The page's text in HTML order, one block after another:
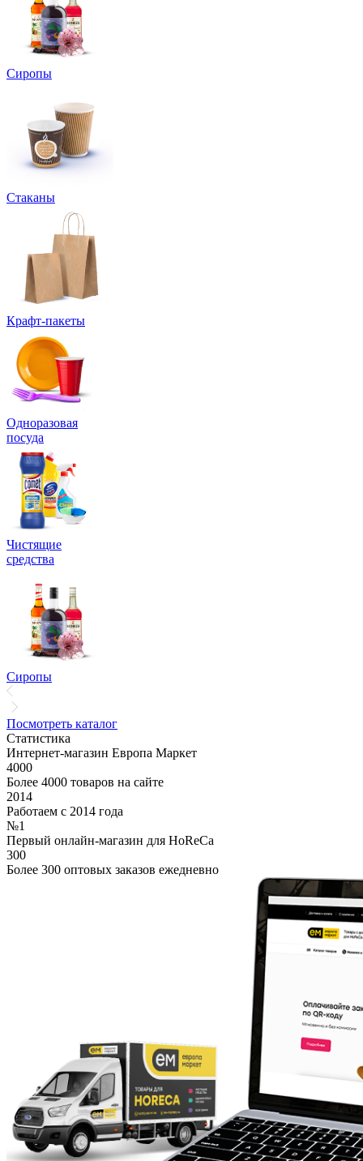
Сиропы
Стаканы
Крафт-пакеты
Одноразовая
посуда
Чистящие
средства
Сиропы
Посмотреть каталог
Статистика
Интернет-магазин Европа Маркет
4000
Более 4000 товаров на сайте
2014
Работаем с 2014 года
№1
Первый онлайн-магазин для HoReCa
300
Более 300 оптовых заказов ежедневно